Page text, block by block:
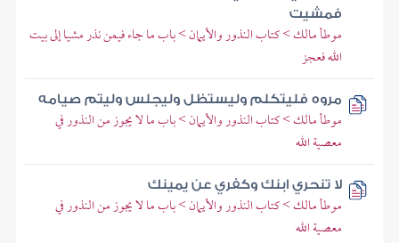
فمشيت
موطأ مالك > كتاب النذور والأيمان > باب ما جاء فيمن نذر مشيا إلى بيت
الله فعجز
مروه فليتكلم وليستظل وليجلس وليتم صيامه
موطأ مالك > كتاب النذور والأيمان > باب ما لا يجوز من النذور في
معصية الله
لا تنحري ابنك وكفري عن يمينك
موطأ مالك > كتاب النذور والأيمان > باب ما لا يجوز من النذور في
معصية الله